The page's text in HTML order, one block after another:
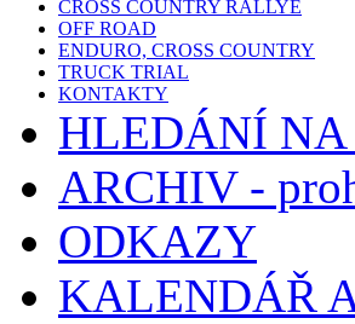
CROSS COUNTRY RALLYE
OFF ROAD
ENDURO, CROSS COUNTRY
TRUCK TRIAL
KONTAKTY
HLEDÁNÍ NA
ARCHIV -
ODKAZY
KALENDÁŘ